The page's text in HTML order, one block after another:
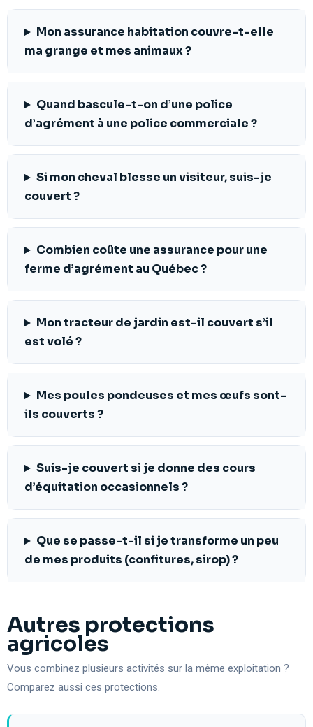
Mon assurance habitation couvre-t-elle
ma grange et mes animaux ?
Quand bascule-t-on d’une police
d’agrément à une police commerciale ?
Si mon cheval blesse un visiteur, suis-je
couvert ?
Combien coûte une assurance pour une
ferme d’agrément au Québec ?
Mon tracteur de jardin est-il couvert s’il
est volé ?
Mes poules pondeuses et mes œufs sont-
ils couverts ?
Suis-je couvert si je donne des cours
d’équitation occasionnels ?
Que se passe-t-il si je transforme un peu
de mes produits (confitures, sirop) ?
Autres protections
agricoles
Vous combinez plusieurs activités sur la même exploitation ?
Comparez aussi ces protections.